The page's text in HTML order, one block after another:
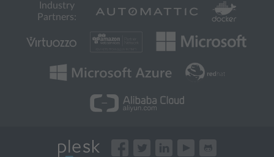
Industry
Partners: